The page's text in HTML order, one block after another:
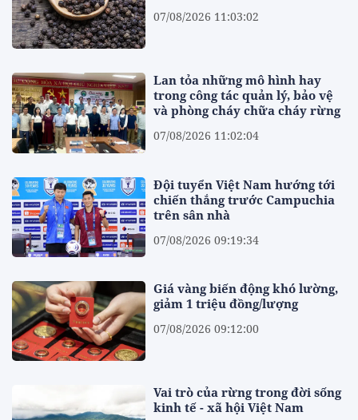
07/08/2026 11:03:02
Lan tỏa những mô hình hay
trong công tác quản lý, bảo vệ
và phòng cháy chữa cháy rừng
07/08/2026 11:02:04
Đội tuyển Việt Nam hướng tới
chiến thắng trước Campuchia
trên sân nhà
07/08/2026 09:19:34
Giá vàng biến động khó lường,
giảm 1 triệu đồng/lượng
07/08/2026 09:12:00
Vai trò của rừng trong đời sống
kinh tế - xã hội Việt Nam